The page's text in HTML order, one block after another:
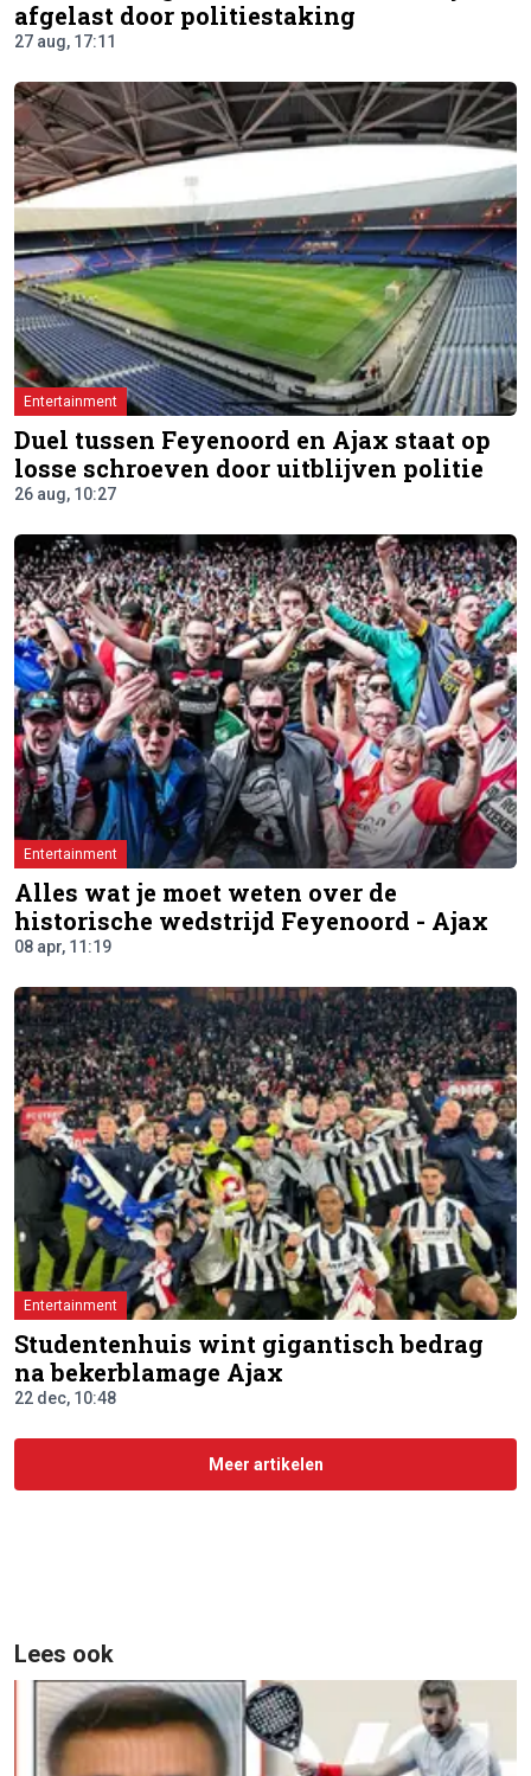
afgelast door politiestaking
27 aug, 17:11
Entertainment
Duel tussen Feyenoord en Ajax staat op
losse schroeven door uitblijven politie
26 aug, 10:27
Entertainment
Alles wat je moet weten over de
historische wedstrijd Feyenoord - Ajax
08 apr, 11:19
Entertainment
Studentenhuis wint gigantisch bedrag
na bekerblamage Ajax
22 dec, 10:48
Meer artikelen
Lees ook